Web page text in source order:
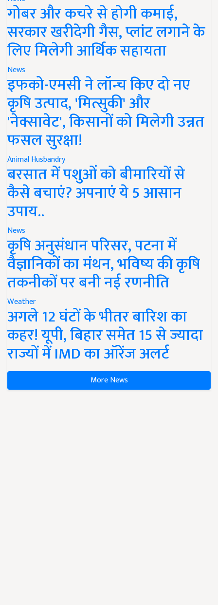
गोबर और कचरे से होगी कमाई,
सरकार खरीदेगी गैस, प्लांट लगाने के
लिए मिलेगी आर्थिक सहायता
News
इफको-एमसी ने लॉन्च किए दो नए
कृषि उत्पाद, 'मित्सुकी' और
'नेक्सावेट', किसानों को मिलेगी उन्नत
फसल सुरक्षा!
Animal Husbandry
बरसात में पशुओं को बीमारियों से
कैसे बचाएं? अपनाएं ये 5 आसान
उपाय..
News
कृषि अनुसंधान परिसर, पटना में
वैज्ञानिकों का मंथन, भविष्य की कृषि
तकनीकों पर बनी नई रणनीति
Weather
अगले 12 घंटों के भीतर बारिश का
कहर! यूपी, बिहार समेत 15 से ज्यादा
राज्यों में IMD का ऑरेंज अलर्ट
More News